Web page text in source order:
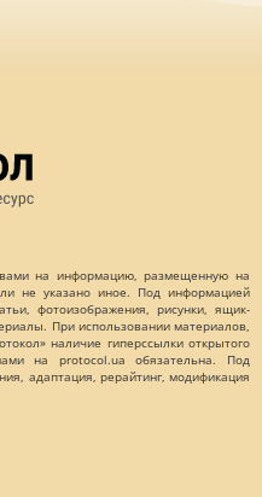
на информацию, размещенную на
не указано иное. Под информацией
фотоизображения, рисунки, ящик-
При использовании материалов,
наличие гиперссылки открытого
на protocol.ua обязательна. Под
адаптация, рерайтинг, модификация